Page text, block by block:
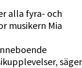
alla fyra- och
musikern Mia
säger